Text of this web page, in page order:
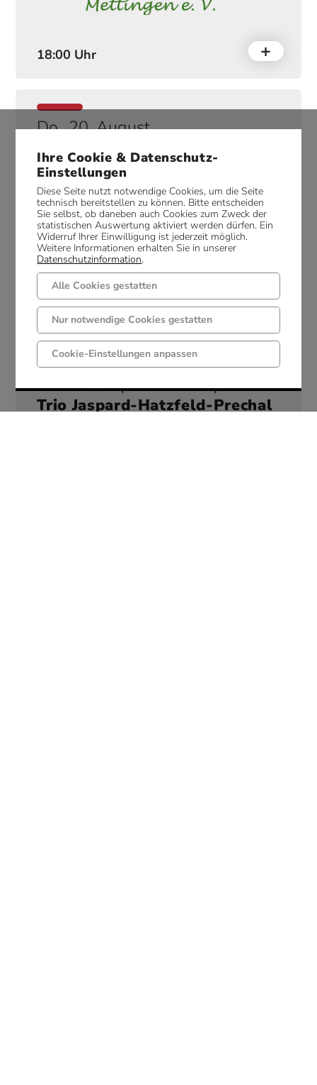
18:00 Uhr
Do., 20. August
MEETMUSIC (DRAIFLESSEN)
Luca Sestak Trio
19:30 Uhr
Fr., 21. August
MEETMUSIC (DRAIFLESSEN)
Trio Jaspard-Hatzfeld-Prechal
Ihre Cookie & Datenschutz-
Einstellungen
Diese Seite nutzt notwendige Cookies, um die Seite
technisch bereitstellen zu können. Bitte entscheiden
Sie selbst, ob daneben auch Cookies zum Zweck der
statistischen Auswertung aktiviert werden dürfen. Ein
Widerruf Ihrer Einwilligung ist jederzeit möglich.
Weitere Informationen erhalten Sie in unserer
Datenschutzinformation.
Alle Cookies gestatten
Nur notwendige Cookies gestatten
Cookie-Einstellungen anpassen